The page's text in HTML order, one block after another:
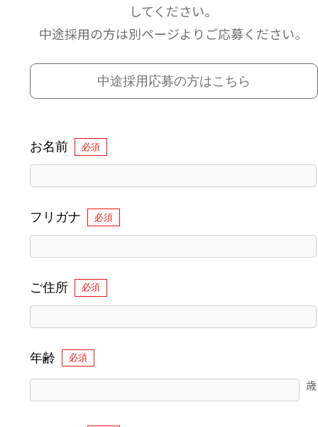
してください。
中途採用の方は別ページよりご応募ください。
中途採用応募の方はこちら
お名前 必須
フリガナ 必須
ご住所 必須
年齢 必須
歳